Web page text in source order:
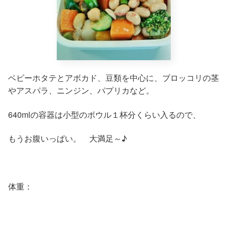
ベビーホタテとアボカド、豆類を中心に、ブロッコリの茎
やアスパラ、ニンジン、パプリカなど。
640mlの容器は小型のボウル１杯分くらい入るので、
もうお腹いっぱい。 大満足～♪
体重：